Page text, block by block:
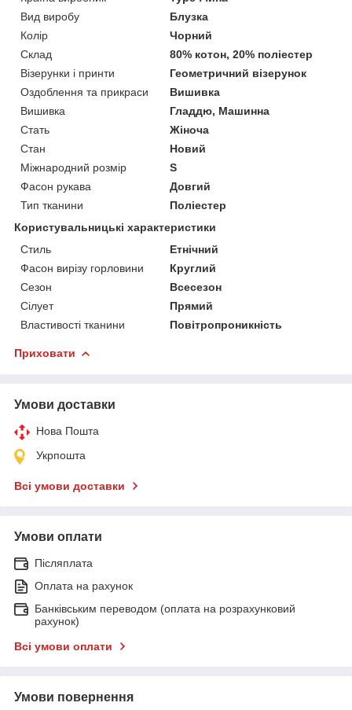
Вид виробу
Блузка
Колір
Чорний
Склад
80% котон, 20% поліестер
Візерунки і принти
Геометричний візерунок
Оздоблення та прикраси
Вишивка
Вишивка
Гладдю, Машинна
Стать
Жіноча
Стан
Новий
Міжнародний розмір
S
Фасон рукава
Довгий
Тип тканини
Поліестер
Користувальницькі характеристики
Стиль
Етнічний
Фасон вирізу горловини
Круглий
Сезон
Всесезон
Сілует
Прямий
Властивості тканини
Повітропроникність
Приховати
Умови доставки
Нова Пошта
Укрпошта
Всі умови доставки
Умови оплати
Післяплата
Оплата на рахунок
Банківським переводом (оплата на розрахунковий
рахунок)
Всі умови оплати
Умови повернення